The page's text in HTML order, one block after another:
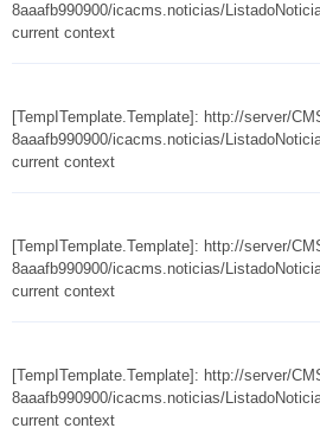
8aaafb990900/icacms.noticias/
current context
[TempITemplate.Template]: http://server/
8aaafb990900/icacms.noticias/
current context
[TempITemplate.Template]: http://server/
8aaafb990900/icacms.noticias/
current context
[TempITemplate.Template]: http://server/
8aaafb990900/icacms.noticias/
current context